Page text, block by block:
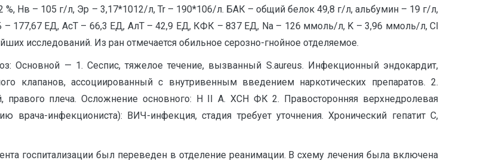
Нв – 105 г/л, Эр – 3,17*1012/л, Tr – 190*106/л. БАК – общий белок 49,8 г/л, альбумин – 19 г/л,
177,67 ЕД, АсТ – 66,3 ЕД, АлТ – 42,9 ЕД, КФК – 837 ЕД, Na – 126 ммоль/л, K – 3,96 ммоль/л, Cl
исследований. Из ран отмечается обильное серозно-гнойное отделяемое.
Основной — 1. Сеспис, тяжелое течение, вызванный S.aureus. Инфекционный эндокардит,
клапанов, ассоциированный с внутривенным введением наркотических препаратов. 2.
плеча. Осложнение основного: H II A. ХСН ФК 2. Правосторонняя верхнедролевая
инфекциониста): ВИЧ-инфекция, стадия требует уточнения. Хронический гепатит С,
госпитализации был переведен в отделение реанимации. В схему лечения была включена